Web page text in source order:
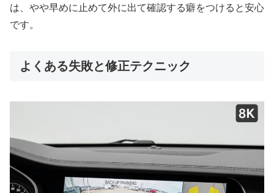
は、やや早めに止めて外に出て確認する癖をつけると安心
です。
よくある失敗と修正テクニック